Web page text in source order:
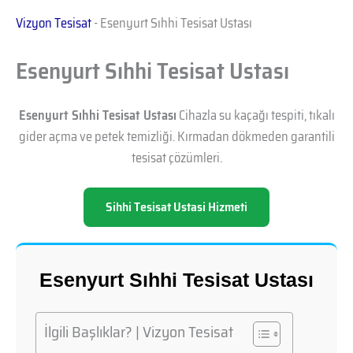
Vizyon Tesisat-Esenyurt Sıhhi Tesisat Ustası
Esenyurt Sıhhi Tesisat Ustası
Esenyurt Sıhhi Tesisat UstasıCihazla su kaçağı tespiti, tıkalı
gider açma ve petek temizliği. Kırmadan dökmeden garantili
tesisat çözümleri.
Sihhi Tesisat Ustasi Hizmeti
Esenyurt Sıhhi Tesisat Ustası
İlgili Başlıklar? | Vizyon Tesisat